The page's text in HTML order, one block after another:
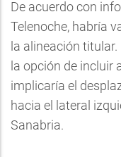
De acuerdo con
Telenoche, habría
la alineación titular.
la opción de incluir
implicaría el
hacia el lateral
Sanabria.